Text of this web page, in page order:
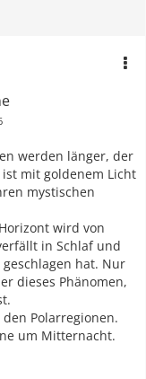
werden länger, der
mit goldenem Licht
mystischen
wird von
in Schlaf und
hat. Nur
dieses Phänomen,
Polarregionen.
um Mitternacht.